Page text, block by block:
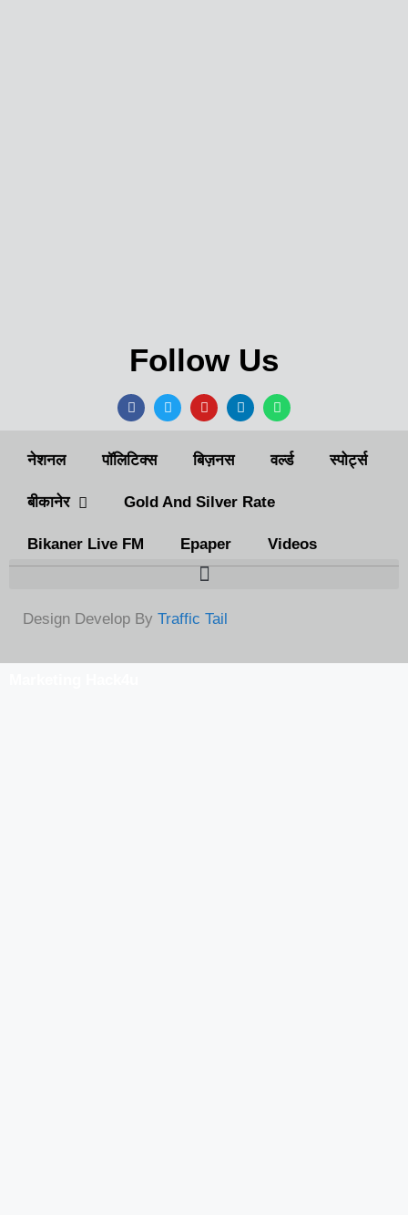
Follow Us
नेशनल पॉलिटिक्स बिज़नस वर्ल्ड स्पोर्ट्स
बीकानेर Gold And Silver Rate
Bikaner Live FM Epaper Videos
Design Develop By Traffic Tail